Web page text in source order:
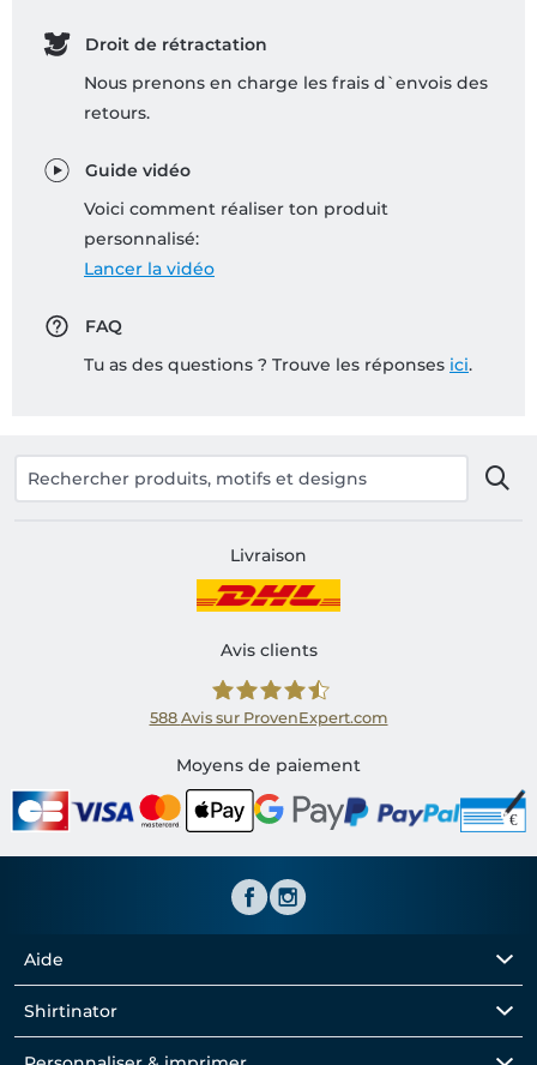
Droit de rétractation
Nous prenons en charge les frais d`envois des
retours.
Guide vidéo
Voici comment réaliser ton produit
personnalisé:
Lancer la vidéo
FAQ
Tu as des questions ? Trouve les réponses ici.
Livraison
Avis clients
Shirtinator FR
588 Avis sur ProvenExpert.com
Moyens de paiement
Aide
Shirtinator